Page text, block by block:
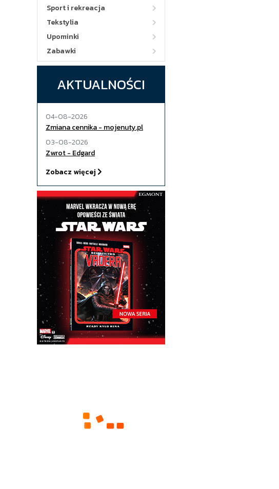
Sport i rekreacja
Tekstylia
Upominki
Zabawki
AKTUALNOŚCI
04-08-2026
Zmiana cennika - mojenuty.pl
03-08-2026
Zwrot - Edgard
Zobacz więcej